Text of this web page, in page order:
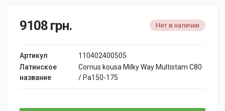
9108 грн. Нет в наличии
Артикул
110402400505
Латинское
название
Cornus kousa Milky Way Multistam C80
/ Pa150-175